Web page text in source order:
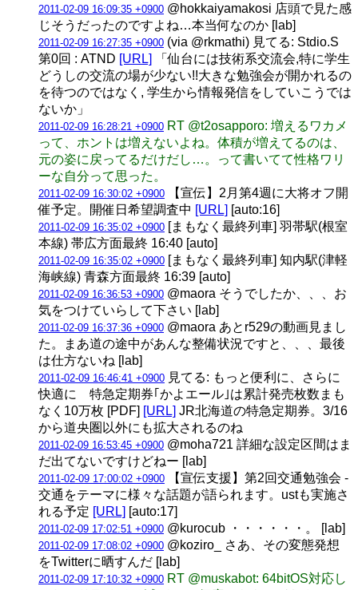
2011-02-09 16:09:35 +0900 @hokkaiyamakosi 店頭で見た感
じそうだったのですよね…本当何なのか [lab]
2011-02-09 16:27:35 +0900 (via @rkmathi) 見てる: Stdio.S
第0回 : ATND [URL]
「仙台には技術系交流会,特に学生
どうしの交流の場が少ない!!大きな勉強会が開かれるの
を待つのではなく, 学生から情報発信をしていこうでは
ないか」
2011-02-09 16:28:21 +0900 RT @t2osapporo: 増えるワカメ
って、ホントは増えないよね。体積が増えてるのは、
元の姿に戻ってるだけだし…。って書いてて性格ワリ
ーな自分って思った。
2011-02-09 16:30:02 +0900 【宣伝】2月第4週に大将オフ開
催予定。開催日希望調査中 [URL] [auto:16]
2011-02-09 16:35:02 +0900 [まもなく最終列車] 羽帯駅(根室
本線) 帯広方面最終 16:40 [auto]
2011-02-09 16:35:02 +0900 [まもなく最終列車] 知内駅(津軽
海峡線) 青森方面最終 16:39 [auto]
2011-02-09 16:36:53 +0900 @maora そうでしたか、、、お
気をつけていらして下さい [lab]
2011-02-09 16:37:36 +0900 @maora あとr529の動画見まし
た。まあ道の途中があんな整備状況ですと、、、最後
は仕方ないね [lab]
2011-02-09 16:46:41 +0900 見てる: もっと便利に、さらに
快適に 特急定期券｢かよエール｣は累計発売枚数まも
なく10万枚 [PDF] [URL] JR北海道の特急定期券。3/16
から道央圏以外にも拡大されるのね
2011-02-09 16:53:45 +0900 @moha721 詳細な設定区間はま
だ出てないですけどねー [lab]
2011-02-09 17:00:02 +0900 【宣伝支援】第2回交通勉強会 -
交通をテーマに様々な話題が語られます。ustも実施さ
れる予定 [URL] [auto:17]
2011-02-09 17:02:51 +0900 @kurocub ・・・・・・。 [lab]
2011-02-09 17:08:02 +0900 @koziro_ さあ、その変態発想
をTwitterに晒すんだ [lab]
2011-02-09 17:10:32 +0900 RT @muskabot: 64bitOS対応し